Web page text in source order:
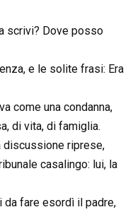
scrivi? Dove posso
e le solite frasi: Era
come una condanna,
di vita, di famiglia.
discussione riprese,
casalingo: lui, la
fare esordì il padre,